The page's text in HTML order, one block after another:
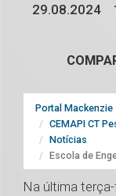
29.08.2024
Portal Mackenzie
CEMAPI CT
Notícias
Escola de
Na última